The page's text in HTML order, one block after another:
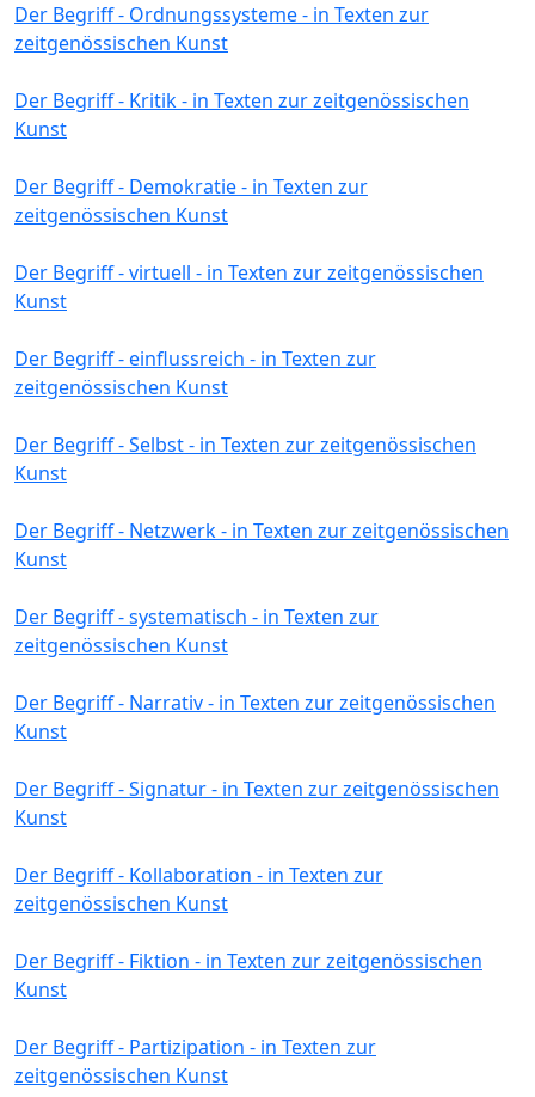
Der Begriff - Ordnungssysteme - in Texten zur
zeitgenössischen Kunst
Der Begriff - Kritik - in Texten zur zeitgenössischen
Kunst
Der Begriff - Demokratie - in Texten zur
zeitgenössischen Kunst
Der Begriff - virtuell - in Texten zur zeitgenössischen
Kunst
Der Begriff - einflussreich - in Texten zur
zeitgenössischen Kunst
Der Begriff - Selbst - in Texten zur zeitgenössischen
Kunst
Der Begriff - Netzwerk - in Texten zur zeitgenössischen
Kunst
Der Begriff - systematisch - in Texten zur
zeitgenössischen Kunst
Der Begriff - Narrativ - in Texten zur zeitgenössischen
Kunst
Der Begriff - Signatur - in Texten zur zeitgenössischen
Kunst
Der Begriff - Kollaboration - in Texten zur
zeitgenössischen Kunst
Der Begriff - Fiktion - in Texten zur zeitgenössischen
Kunst
Der Begriff - Partizipation - in Texten zur
zeitgenössischen Kunst